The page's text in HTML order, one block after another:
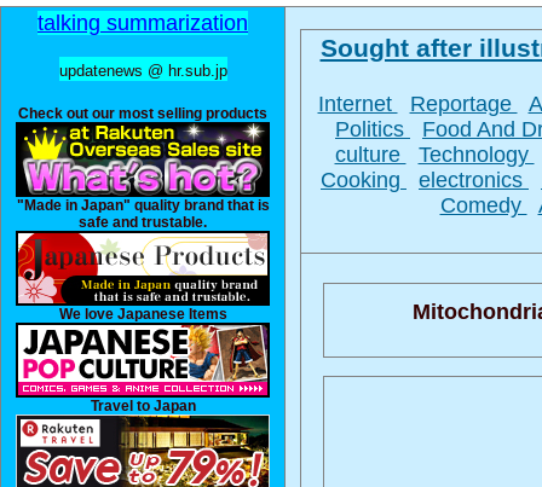
talking summarization
updatenews @ hr.sub.jp
Check out our most selling products
"Made in Japan" quality brand that is
safe and trustable.
We love Japanese Items
Travel to Japan
Sought after
Internet Reportage
Politics
Food And
culture
Technology
Cooking
electronics
Comedy